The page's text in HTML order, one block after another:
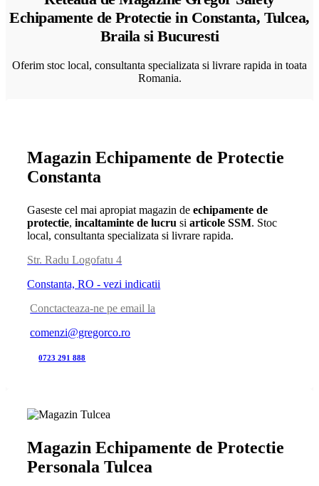
Echipamente de Protectie in Constanta, Tulcea,
Braila si Bucuresti
Oferim stoc local, consultanta specializata si livrare rapida in toata
Romania.
Magazin Echipamente de Protectie
Constanta
Gaseste cel mai apropiat magazin deechipamente de
protectie,incaltaminte de lucru siarticole SSM. Stoc
local, consultanta specializata si livrare rapida.
Str. Radu Logofatu 4
Constanta, RO - vezi indicatii
Conctacteaza-ne pe email la
comenzi@gregorco.ro
0723 291 888
Magazin Echipamente de Protectie
Personala Tulcea